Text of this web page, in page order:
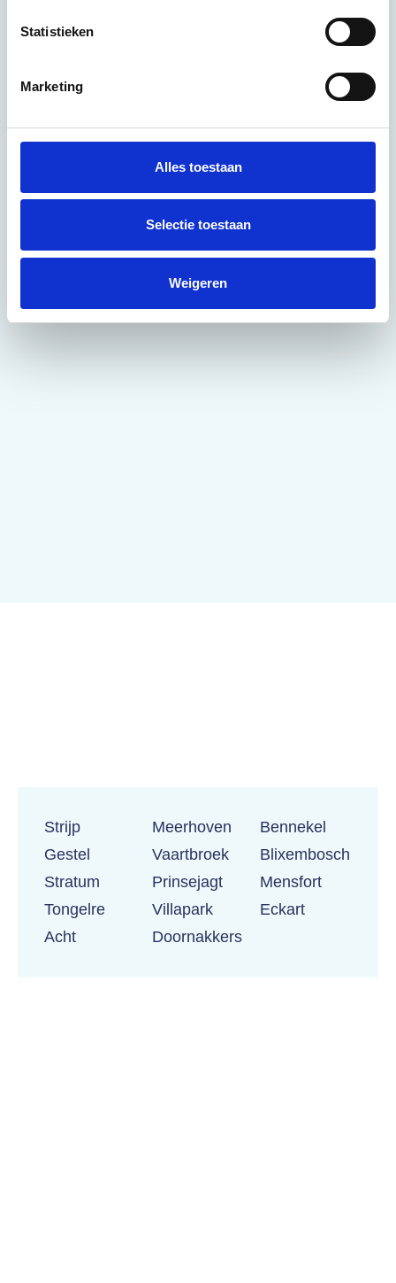
Statistieken
Marketing
Alles toestaan
Selectie toestaan
Weigeren
Strijp
Gestel
Stratum
Tongelre
Acht
Meerhoven
Vaartbroek
Prinsejagt
Villapark
Doornakkers
Bennekel
Blixembosch
Mensfort
Eckart